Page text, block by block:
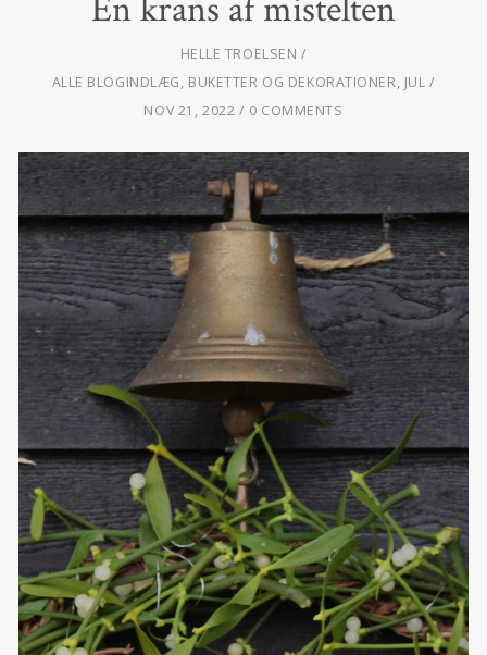
En krans af mistelten
HELLE TROELSEN
ALLE BLOGINDLÆG, BUKETTER OG DEKORATIONER, JUL
NOV 21, 2022
0 COMMENTS